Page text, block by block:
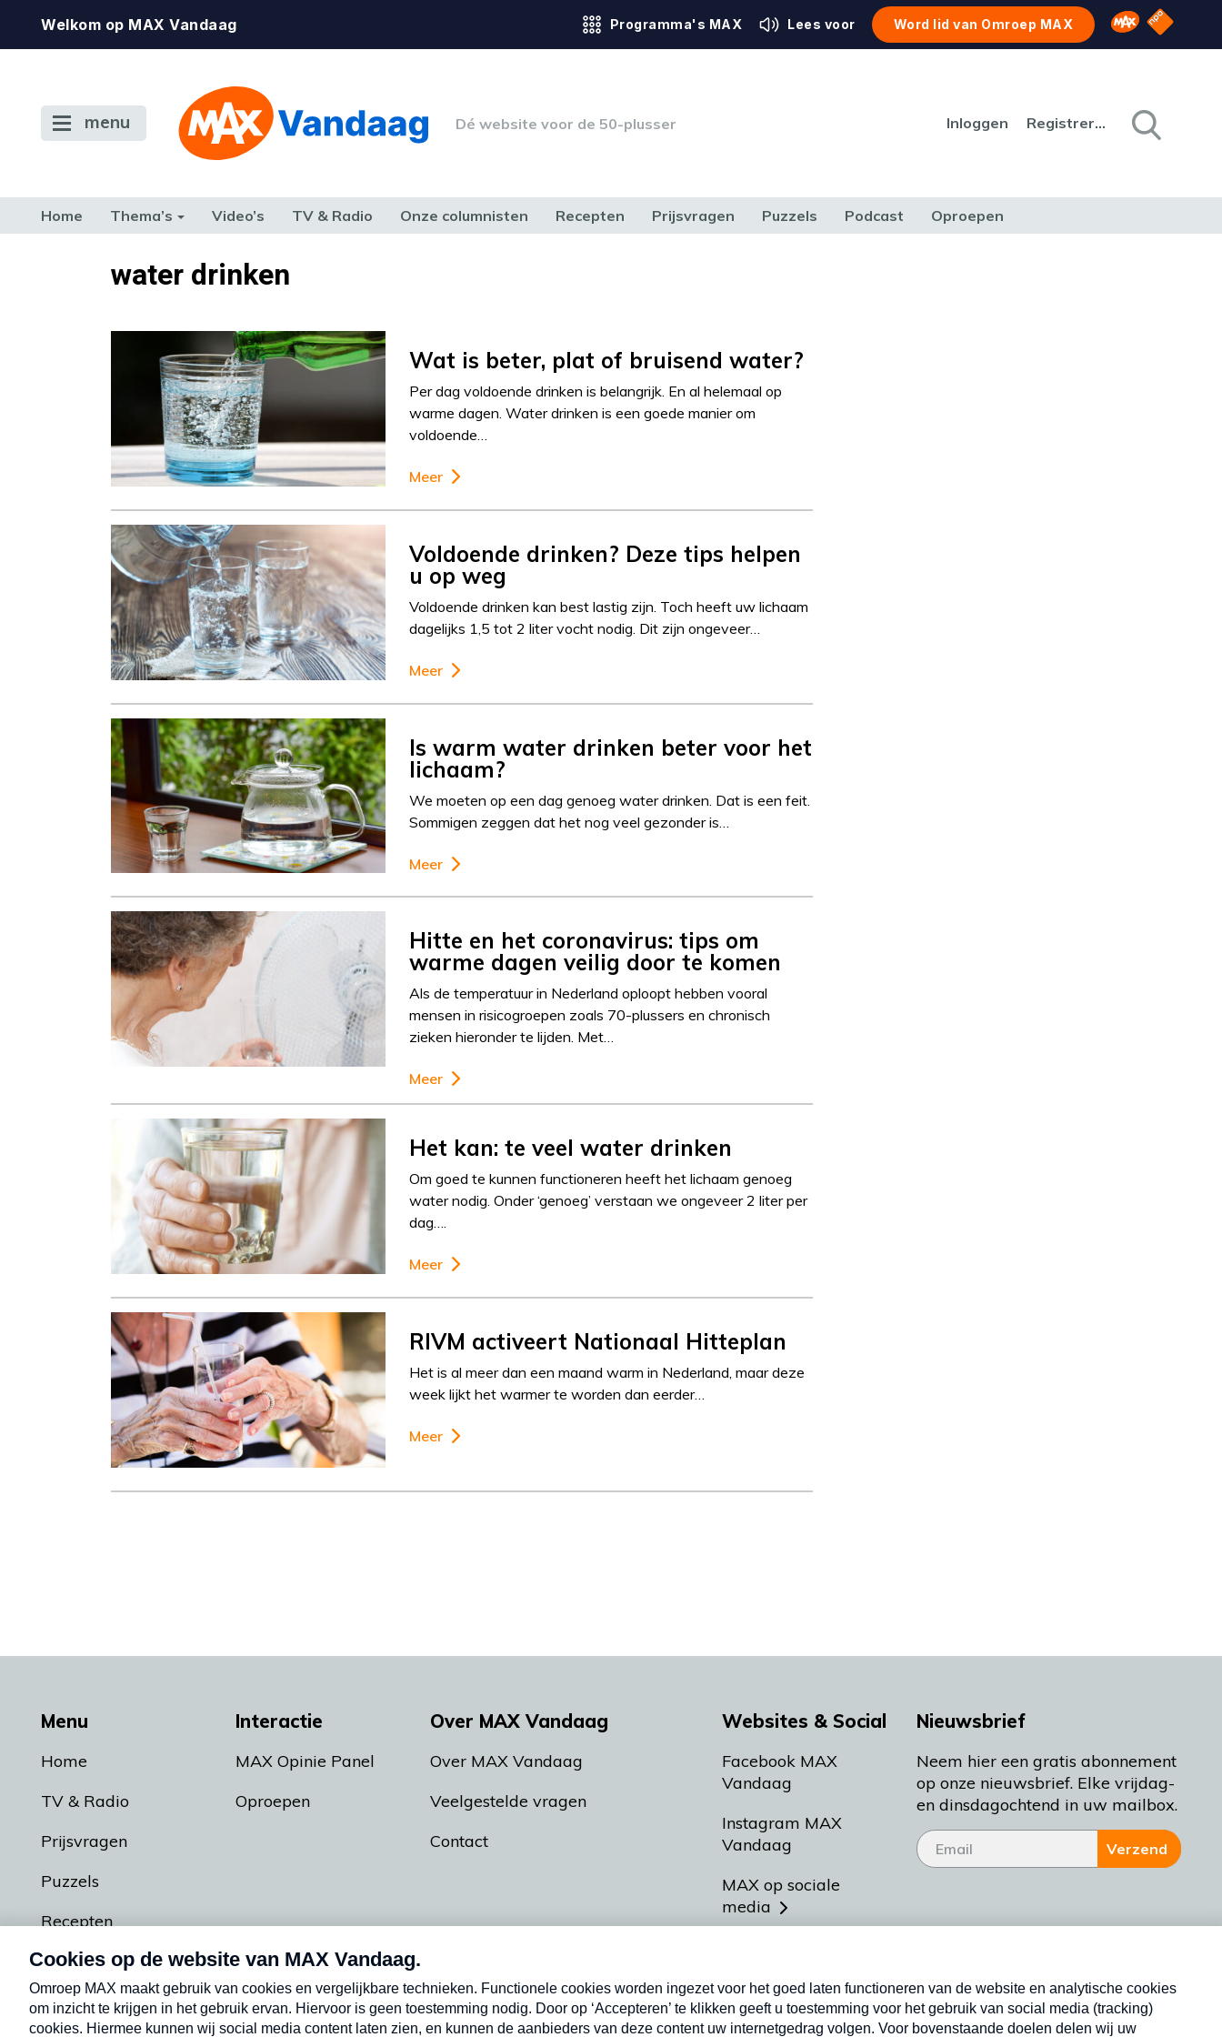
Welkom op MAX Vandaag Programma's MAX Lees voor Word lid van Omroep MAX Omroep MAX
NPO
menu Dé website voor de 50-plusser Inloggen Registreren
Home Thema’s Video’s TV & Radio Onze columnisten Recepten Prijsvragen Puzzels Podcast Oproepen
TERUG NAAR TOENwater drinken
Wat is beter, plat of bruisend water?
Per dag voldoende drinken is belangrijk. En al helemaal op
warme dagen. Water drinken is een goede manier om
voldoende…
Meer
Voldoende drinken? Deze tips helpen
u op weg
Voldoende drinken kan best lastig zijn. Toch heeft uw lichaam
dagelijks 1,5 tot 2 liter vocht nodig. Dit zijn ongeveer…
Meer
Is warm water drinken beter voor het
lichaam?
We moeten op een dag genoeg water drinken. Dat is een feit.
Sommigen zeggen dat het nog veel gezonder is…
Meer
Hitte en het coronavirus: tips om
warme dagen veilig door te komen
Als de temperatuur in Nederland oploopt hebben vooral
mensen in risicogroepen zoals 70-plussers en chronisch
zieken hieronder te lijden. Met…
Meer
Het kan: te veel water drinken
Om goed te kunnen functioneren heeft het lichaam genoeg
water nodig. Onder ‘genoeg’ verstaan we ongeveer 2 liter per
dag….
Meer
RIVM activeert Nationaal Hitteplan
Het is al meer dan een maand warm in Nederland, maar deze
week lijkt het warmer te worden dan eerder…
Meer
Menu
Home
TV & Radio
Prijsvragen
Puzzels
Recepten
Podcasts
Interactie
MAX Opinie Panel
Oproepen
Over MAX Vandaag
Over MAX Vandaag
Veelgestelde vragen
Contact
Websites & Social
Facebook MAX
Vandaag
Instagram MAX
Vandaag
MAX op sociale
media
Meldpunt Actueel
Heel Holland Bakt
Nieuwsbrief
Neem hier een gratis abonnement
op onze nieuwsbrief. Elke vrijdag-
en dinsdagochtend in uw mailbox.
Verzend
Nieuwsbrief